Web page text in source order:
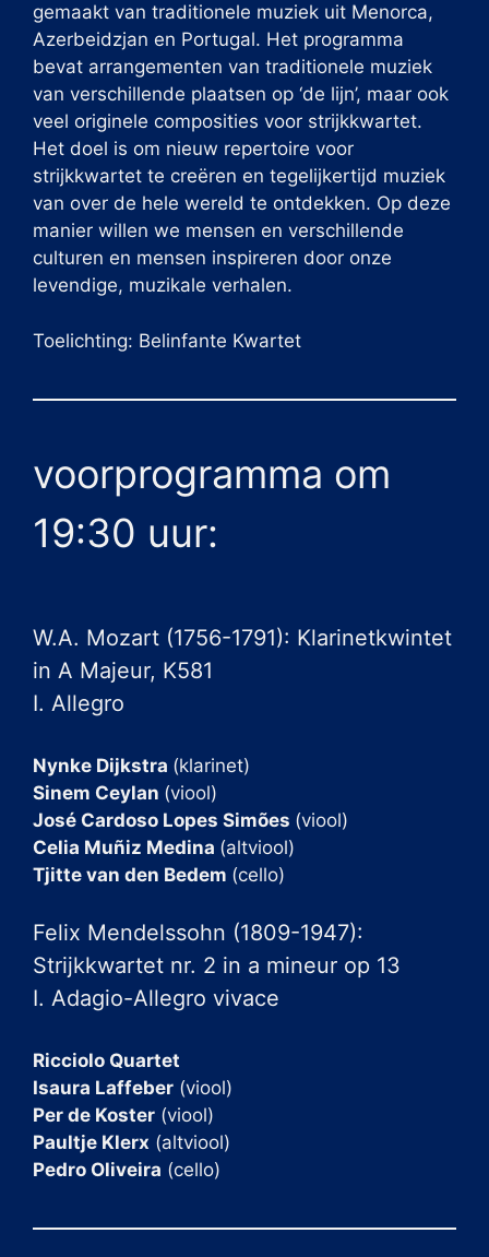
gemaakt van traditionele muziek uit Menorca,
Azerbeidzjan en Portugal. Het programma
bevat arrangementen van traditionele muziek
van verschillende plaatsen op ‘de lijn’, maar ook
veel originele composities voor strijkkwartet.
Het doel is om nieuw repertoire voor
strijkkwartet te creëren en tegelijkertijd muziek
van over de hele wereld te ontdekken. Op deze
manier willen we mensen en verschillende
culturen en mensen inspireren door onze
levendige, muzikale verhalen.
Toelichting: Belinfante Kwartet
voorprogramma om
19:30 uur:
W.A. Mozart (1756-1791): Klarinetkwintet
in A Majeur, K581
I. Allegro
Nynke Dijkstra (klarinet)
Sinem Ceylan (viool)
José Cardoso Lopes Simões (viool)
Celia Muñiz Medina (altviool)
Tjitte van den Bedem (cello)
Felix Mendelssohn (1809-1947):
Strijkkwartet nr. 2 in a mineur op 13
I. Adagio-Allegro vivace
Ricciolo Quartet
Isaura Laffeber (viool)
Per de Koster (viool)
Paultje Klerx (altviool)
Pedro Oliveira (cello)